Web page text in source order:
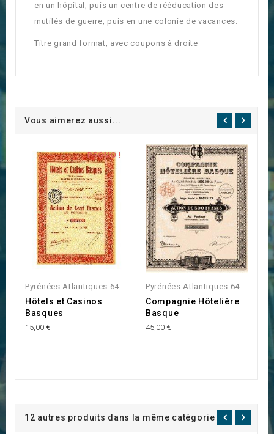
en un hôpital, puis un centre de rééducation des
mutilés de guerre, puis en une colonie de vacances.
Titre grand format, avec coupons à droite
Vous aimerez aussi...
PROMO !
Pyrénées Atlantiques 64
Hôtels et Casinos
Basques
15,00 €
Pyrénées Atlantiques 64
Compagnie Hôtelière
Basque
45,00 €
12 autres produits dans la même catégorie :